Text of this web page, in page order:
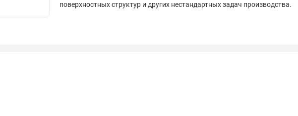
поверхностных структур и других нестандартных задач производства.